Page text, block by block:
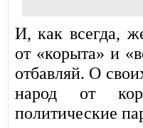
И, как всегда,
от «корыта» и
отбавляй. О
народ от
политические